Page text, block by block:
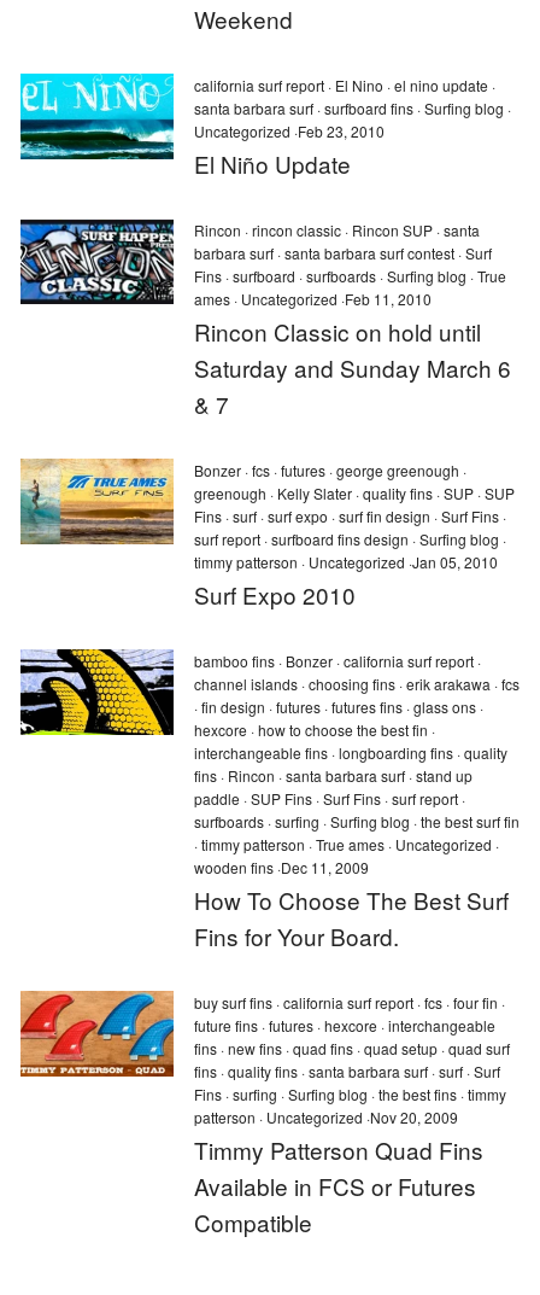
Weekend
california surf report· El Nino ·el nino update ·
santa barbara surf·surfboard fins·Surfing blog ·
Uncategorized ·Feb 23, 2010
El Niño Update
Rincon ·rincon classic· Rincon SUP·santa
barbara surf·santa barbara surf contest·Surf
Fins·surfboard ·surfboards·Surfing blog ·True
ames· Uncategorized ·Feb 11, 2010
Rincon Classic on hold until
Saturday and Sunday March 6
& 7
Bonzer·fcs·futures·george greenough ·
greenough · Kelly Slater·quality fins·SUP·SUP
Fins·surf·surf expo ·surf fin design ·Surf Fins·
surf report·surfboard fins design ·Surfing blog ·
timmy patterson · Uncategorized ·Jan 05, 2010
Surf Expo 2010
bamboo fins· Bonzer·california surf report·
channel islands·choosing fins·erik arakawa ·fcs
·fin design ·futures·futures fins·glass ons·
hexcore ·how to choose the best fin ·
interchangeable fins·longboarding fins·quality
fins· Rincon ·santa barbara surf·stand up
paddle ·SUP Fins·Surf Fins·surf report·
surfboards·surfing ·Surfing blog ·the best surf fin
·timmy patterson ·True ames· Uncategorized ·
wooden fins·Dec 11, 2009
How To Choose The Best Surf
Fins for Your Board.
buy surf fins·california surf report·fcs·four fin ·
future fins·futures·hexcore ·interchangeable
fins·new fins·quad fins·quad setup·quad surf
fins·quality fins·santa barbara surf·surf·Surf
Fins·surfing ·Surfing blog ·the best fins·timmy
patterson · Uncategorized ·Nov 20, 2009
Timmy Patterson Quad Fins
Available in FCS or Futures
Compatible